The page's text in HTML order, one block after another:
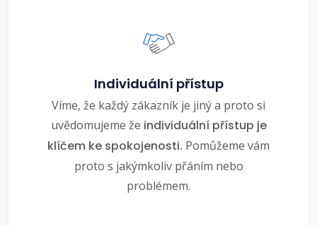
Individuální přístup
Víme, že každý zákazník je jiný a proto si
uvědomujeme že individuální přístup je
klíčem ke spokojenosti. Pomůžeme vám
proto s jakýmkoliv přáním nebo
problémem.